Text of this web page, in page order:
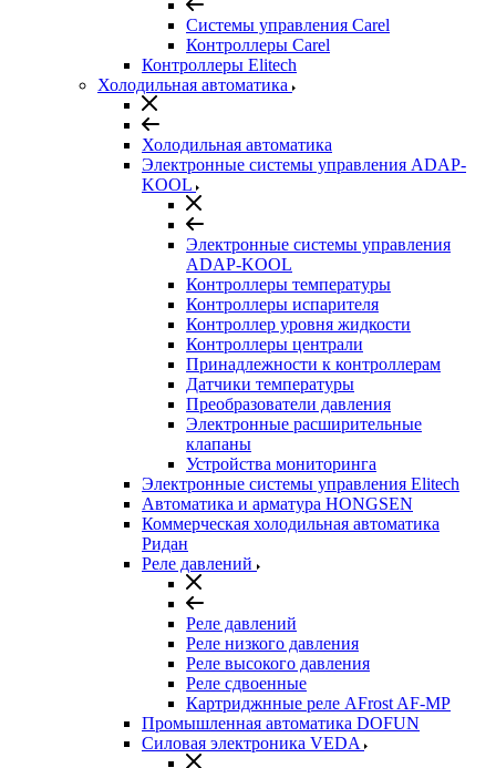
Системы управления Carel
Контроллеры Carel
Контроллеры Elitech
Холодильная автоматика
Холодильная автоматика
Электронные системы управления ADAP-
KOOL
Электронные системы управления
ADAP-KOOL
Контроллеры температуры
Контроллеры испарителя
Контроллер уровня жидкости
Контроллеры централи
Принадлежности к контроллерам
Датчики температуры
Преобразователи давления
Электронные расширительные
клапаны
Устройства мониторинга
Электронные системы управления Elitech
Автоматика и арматура HONGSEN
Коммерческая холодильная автоматика
Ридан
Реле давлений
Реле давлений
Реле низкого давления
Реле высокого давления
Реле сдвоенные
Картриджнные реле AFrost AF-MP
Промышленная автоматика DOFUN
Силовая электроника VEDA